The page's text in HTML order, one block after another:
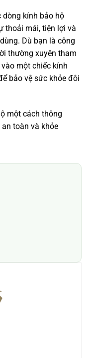
dòng kính bảo hộ
thoải mái, tiện lợi và
Dù bạn là công
thường xuyên tham
một chiếc kính
bảo vệ sức khỏe đôi
một cách thông
toàn và khỏe